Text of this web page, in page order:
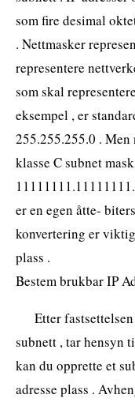
som fire desimal
. Nettmasker
representere
som skal
eksempel , er
255.255.255.0 .
klasse C subnet mask
er en egen åtte-
konvertering er
plass .
Bestem brukbar IP
Etter
subnett , tar hensyn
kan du opprette et
adresse plass .